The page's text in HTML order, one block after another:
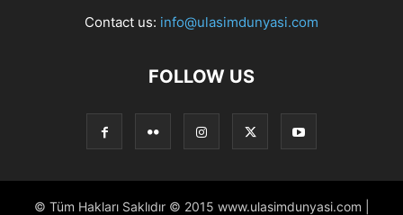
Contact us: info@ulasimdunyasi.com
FOLLOW US
© Tüm Hakları Saklıdır © 2015 www.ulasimdunyasi.com |